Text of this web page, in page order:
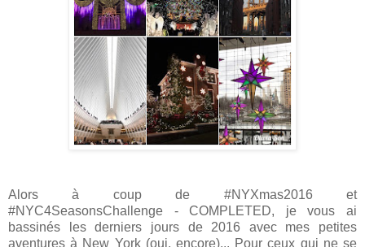
Alors à coup de #NYXmas2016 et
#NYC4SeasonsChallenge - COMPLETED, je vous ai
bassinés les derniers jours de 2016 avec mes petites
aventures à New York (oui, encore)... Pour ceux qui ne se